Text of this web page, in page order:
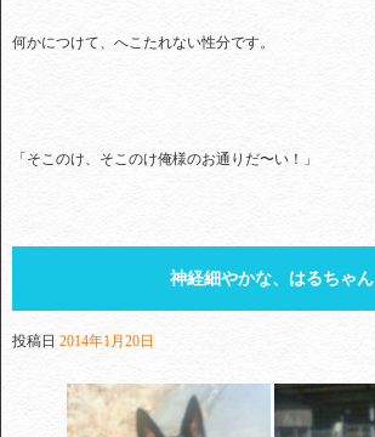
何かにつけて、へこたれない性分です。
「そこのけ、そこのけ俺様のお通りだ〜い！」
神経細やかな、はるちゃん
投稿日 2014年1月20日